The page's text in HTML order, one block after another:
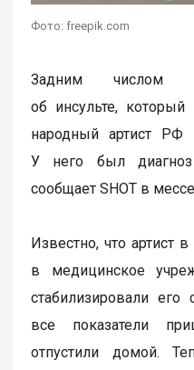
Фото: freepik.com
Задним числом
об инсульте,
народный артист РФ
У него был диагноз
сообщает SHOT в
Известно, что артист
в медицинское
стабилизировали его
все показатели
отпустили домой.